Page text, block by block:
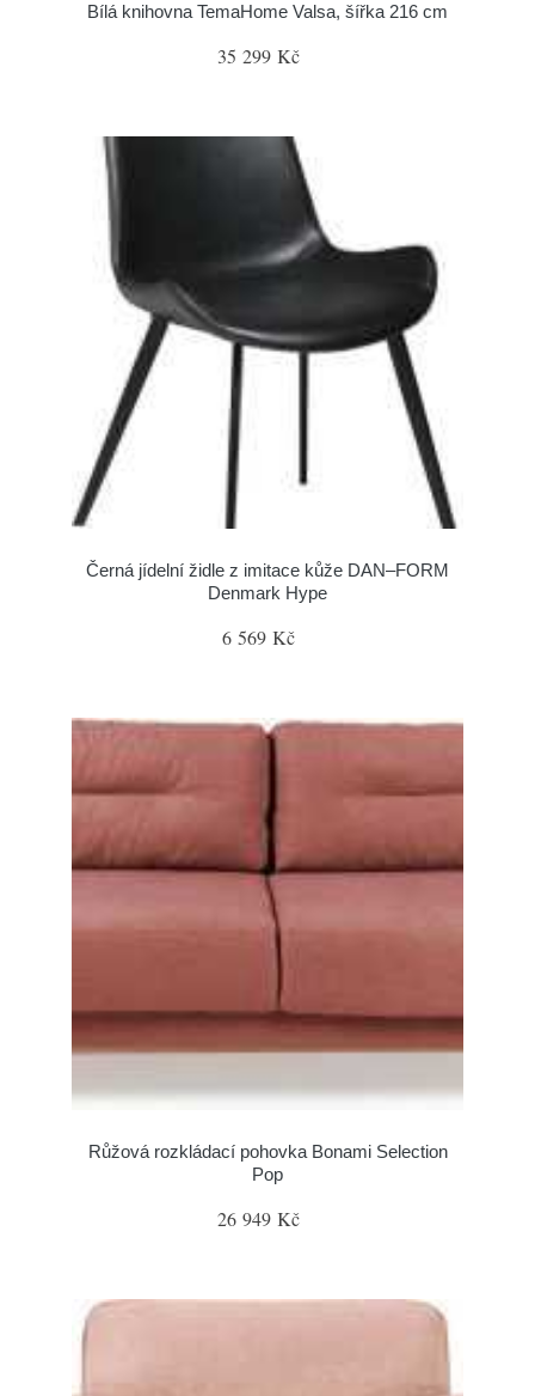
Bílá knihovna TemaHome Valsa, šířka 216 cm
35 299 Kč
Černá jídelní židle z imitace kůže DAN–FORM
Denmark Hype
6 569 Kč
Růžová rozkládací pohovka Bonami Selection
Pop
26 949 Kč